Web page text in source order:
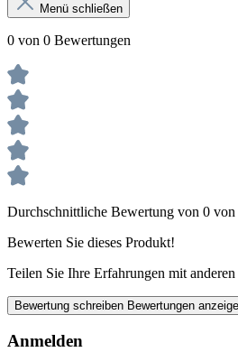
Menü schließen
0 von 0 Bewertungen
Durchschnittliche Bewertung von 0 von
Bewerten Sie dieses Produkt!
Teilen Sie Ihre Erfahrungen mit
Bewertung schreiben Bewertungen
Anmelden